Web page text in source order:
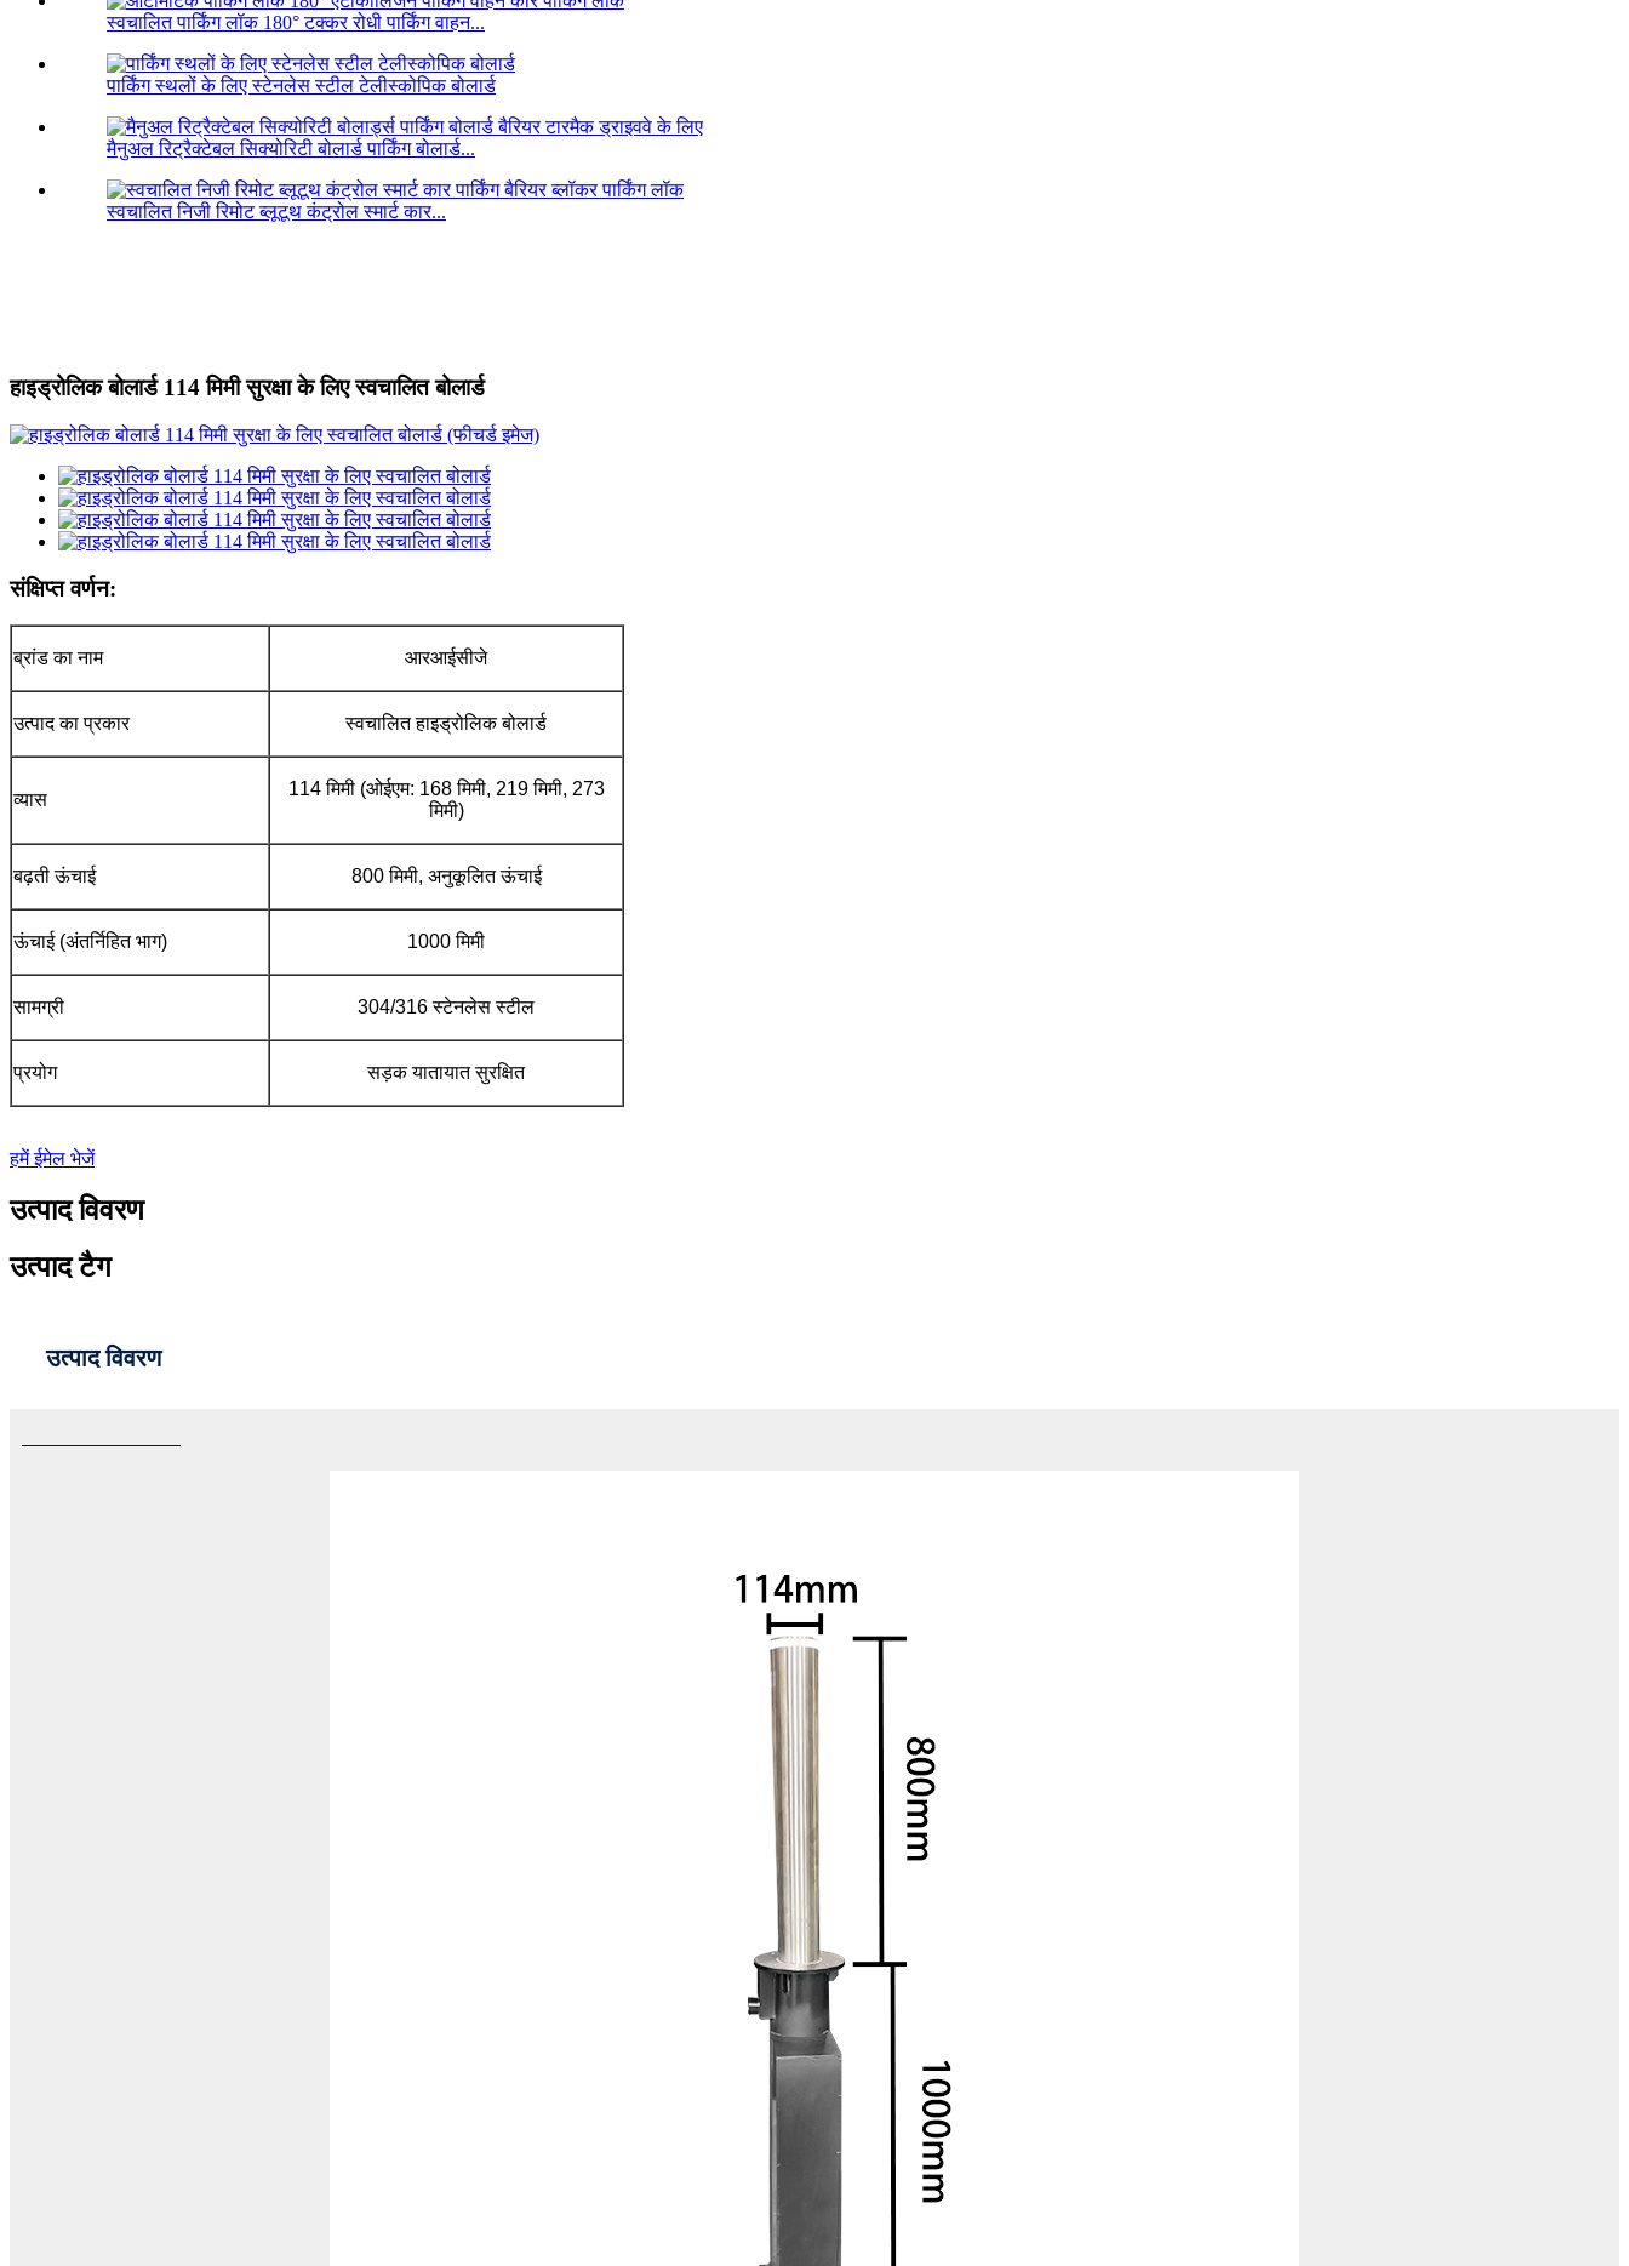
स्वचालित पार्किंग लॉक 180° टक्कर रोधी पार्किंग वाहन...
पार्किंग स्थलों के लिए स्टेनलेस स्टील टेलीस्कोपिक बोलार्ड
मैनुअल रिट्रैक्टेबल सिक्योरिटी बोलार्ड पार्किंग बोलार्ड...
स्वचालित निजी रिमोट ब्लूटूथ कंट्रोल स्मार्ट कार...
हाइड्रोलिक बोलार्ड 114 मिमी सुरक्षा के लिए स्वचालित बोलार्ड
संक्षिप्त वर्णन:
ब्रांड का नाम आरआईसीजे
उत्पाद का प्रकार स्वचालित हाइड्रोलिक बोलार्ड
व्यास
114 मिमी (ओईएम: 168 मिमी, 219 मिमी, 273
मिमी)
बढ़ती ऊंचाई 800 मिमी, अनुकूलित ऊंचाई
ऊंचाई (अंतर्निहित भाग) 1000 मिमी
सामग्री 304/316 स्टेनलेस स्टील
प्रयोग सड़क यातायात सुरक्षित
हमें ईमेल भेजें
उत्पाद विवरण
उत्पाद टैग
उत्पाद विवरण